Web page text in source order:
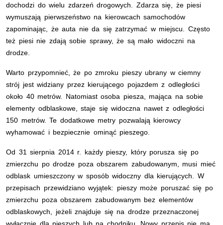
dochodzi do wielu zdarzeń drogowych. Zdarza się, że piesi
wymuszają pierwszeństwo na kierowcach samochodów
zapominając, że auta nie da się zatrzymać w miejscu. Często
też piesi nie zdają sobie sprawy, że są mało widoczni na
drodze.
Warto przypomnieć, że po zmroku pieszy ubrany w ciemny
strój jest widziany przez kierującego pojazdem z odległości
około 40 metrów. Natomiast osoba piesza, mająca na sobie
elementy odblaskowe, staje się widoczna nawet z odległości
150 metrów. Te dodatkowe metry pozwalają kierowcy
wyhamować i bezpiecznie ominąć pieszego.
Od 31 sierpnia 2014 r. każdy pieszy, który porusza się po
zmierzchu po drodze poza obszarem zabudowanym, musi mieć
odblask umieszczony w sposób widoczny dla kierujących. W
przepisach przewidziano wyjątek: pieszy może poruszać się po
zmierzchu poza obszarem zabudowanym bez elementów
odblaskowych, jeżeli znajduje się na drodze przeznaczonej
wyłącznie dla pieszych lub na chodniku. Nowy przepis nie ma